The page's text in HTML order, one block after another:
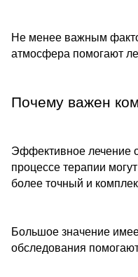
Не менее важным
атмосфера помогают
Почему важен
Эффективное лечение
процессе терапии
более точный и
Большое значение
обследования